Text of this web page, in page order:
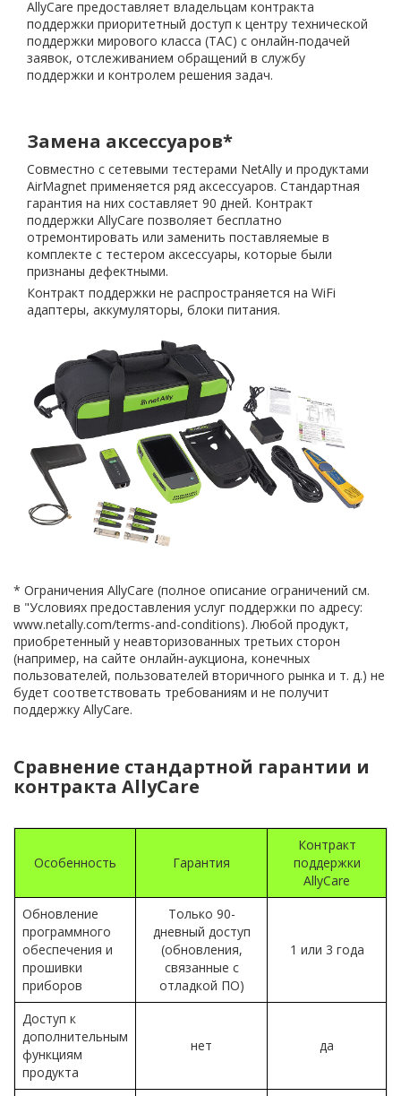
AllyCare предоставляет владельцам контракта
поддержки приоритетный доступ к центру технической
поддержки мирового класса (TAC) с онлайн-подачей
заявок, отслеживанием обращений в службу
поддержки и контролем решения задач.
Замена аксессуаров*
Совместно с сетевыми тестерами NetAlly и продуктами
AirMagnet применяется ряд аксессуаров. Стандартная
гарантия на них составляет 90 дней. Контракт
поддержки AllyCare позволяет бесплатно
отремонтировать или заменить поставляемые в
комплекте с тестером аксессуары, которые были
признаны дефектными.
Контракт поддержки не распространяется на WiFi
адаптеры, аккумуляторы, блоки питания.
* Ограничения AllyCare (полное описание ограничений см.
в "Условиях предоставления услуг поддержки по адресу:
www.netally.com/terms-and-conditions). Любой продукт,
приобретенный у неавторизованных третьих сторон
(например, на сайте онлайн-аукциона, конечных
пользователей, пользователей вторичного рынка и т. д.) не
будет соответствовать требованиям и не получит
поддержку AllyCare.
Сравнение стандартной гарантии и
контракта AllyCare
Особенность Гарантия
Контракт
поддержки
AllyCare
Обновление
программного
обеспечения и
прошивки
приборов
Только 90-
дневный доступ
(обновления,
связанные с
отладкой ПО)
1 или 3 года
Доступ к
дополнительным
функциям
продукта
нет да